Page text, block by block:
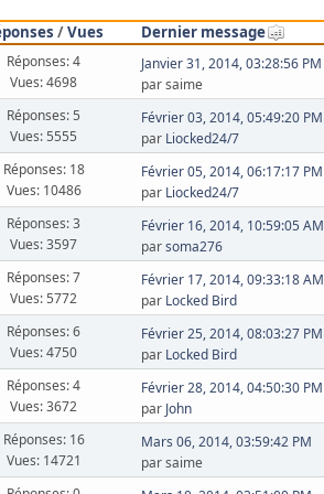
/Vues Dernier message
Réponses: 4
Vues: 4698
Janvier 31, 2014, 03:28:56 PM
par saime
Réponses: 5
Vues: 5555
Février 03, 2014, 05:49:20 PM
par Liocked24/7
Réponses: 18
Vues: 10486
Février 05, 2014, 06:17:17 PM
par Liocked24/7
Réponses: 3
Vues: 3597
Février 16, 2014, 10:59:05 AM
parsoma276
Réponses: 7
Vues: 5772
Février 17, 2014, 09:33:18 AM
par Locked Bird
Réponses: 6
Vues: 4750
Février 25, 2014, 08:03:27 PM
par Locked Bird
Réponses: 4
Vues: 3672
Février 28, 2014, 04:50:30 PM
par John
Réponses: 16
Vues: 14721
Mars 06, 2014, 03:59:42 PM
par saime